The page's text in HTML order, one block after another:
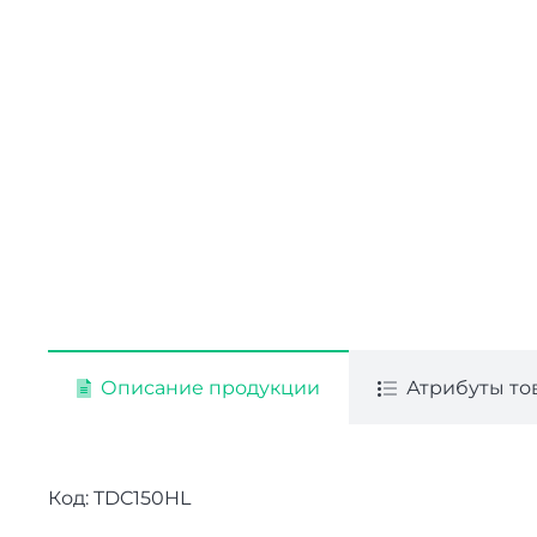
Описание продукции Атрибуты
Код: TDC150HL